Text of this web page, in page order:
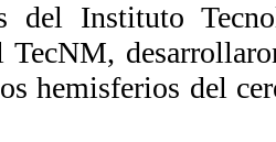
del Instituto
TecNM,
hemisferios del